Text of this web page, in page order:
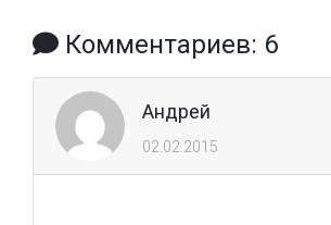
Комментариев: 6
Андрей
02.02.2015